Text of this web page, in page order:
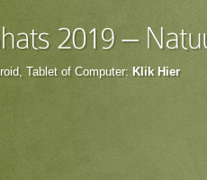
Tablet of Computer: Klik Hier